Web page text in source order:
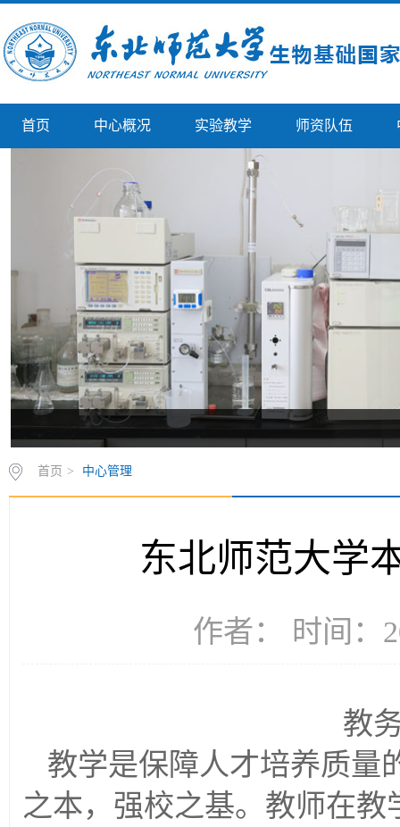
首页 中心概况 实验教学 师资队伍
首页 > 中心管理
东北师范大学
作者： 时间：
教
教学是保障人才培养质量
之本，强校之基。教师在